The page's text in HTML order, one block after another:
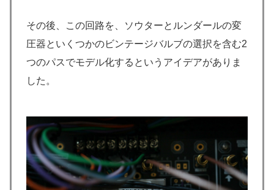
その後、この回路を、ソウターとルンダールの変
圧器といくつかのビンテージバルブの選択を含む2
つのパスでモデル化するというアイデアがありま
した。